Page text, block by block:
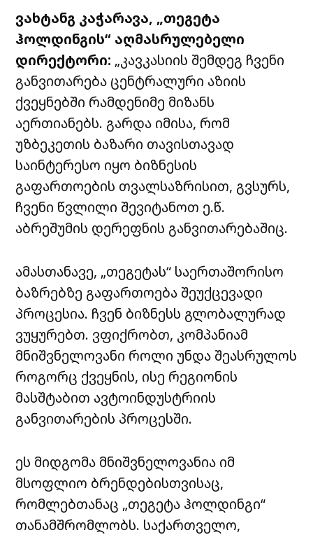
ვახტანგ კაჭარავა, „თეგეტა
ჰოლდინგის“ აღმასრულებელი
დირექტორი: „კავკასიის შემდეგ ჩვენი
განვითარება ცენტრალური აზიის
ქვეყნებში რამდენიმე მიზანს
აერთიანებს. გარდა იმისა, რომ
უზბეკეთის ბაზარი თავისთავად
საინტერესო იყო ბიზნესის
გაფართოების თვალსაზრისით, გვსურს,
ჩვენი წვლილი შევიტანოთ ე.წ.
აბრეშუმის დერეფნის განვითარებაშიც.
ამასთანავე, „თეგეტას“ საერთაშორისო
ბაზრებზე გაფართოება შეუქცევადი
პროცესია. ჩვენ ბიზნესს გლობალურად
ვუყურებთ. ვფიქრობთ, კომპანიამ
მნიშვნელოვანი როლი უნდა შეასრულოს
როგორც ქვეყნის, ისე რეგიონის
მასშტაბით ავტოინდუსტრიის
განვითარების პროცესში.
ეს მიდგომა მნიშვნელოვანია იმ
მსოფლიო ბრენდებისთვისაც,
რომლებთანაც „თეგეტა ჰოლდინგი“
თანამშრომლობს. საქართველო,